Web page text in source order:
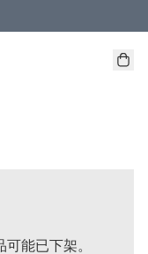
的送貨方式 )
能已下架。